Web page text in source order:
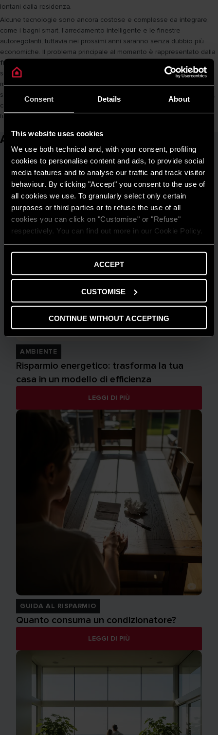
Consent Details About
This website uses cookies
We use both technical and, with your consent, profiling
cookies to personalise content and ads, to provide social
media features and to analyse our traffic and track visitor
behaviour. By clicking "Accept" you consent to the use of
all cookies we use. To granularly select only certain
purposes or third parties or to refuse the use of all
cookies you can click on "Customise" or "Refuse"
respectively. You can find out more in our Cookie Policy.
ACCEPT
CUSTOMISE
CONTINUE WITHOUT ACCEPTING
lontani dalla residenza.
Alcune tecnologie sono ancora costose e complesse da integrare,
come i bagni smart, l’arredamento intelligente e le finestre
autoregolanti, tuttavia nei prossimi anni saranno senza dubbio più
economiche. Il problema principale al momento è rappresentato dalla
frammentazione del mercato
settore, dall’illuminazione alla sicurezza fino all’automazione. Ad ogni
modo, soprattutto nel settore energetico è possibile trovare diverse
soluzioni già pronte ed efficienti, perrendere la casa più ecologica ,
confortevole ed economica gettando le basi per la smart home del
futuro.
Articoli correlati
AMBIENTE
Risparmio energetico: trasforma la tua
casa in un modello di efficienza
LEGGI DI PIÙ
GUIDA AL RISPARMIO
Quanto consuma un condizionatore?
LEGGI DI PIÙ